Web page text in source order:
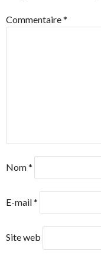
Commentaire*
Nom*
E-mail*
Site web